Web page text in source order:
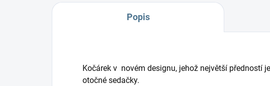
Popis
Kočárek v novém designu, jehož největší předností
otočné sedačky.